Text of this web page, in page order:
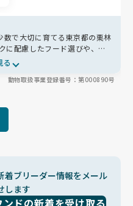
で大切に育てる東京都の栗林
に配慮したフード選びや、無
迎え後もLINEで気軽に相談
す✨
る
動物取扱事業登録番号：第000890号
着ブリーダー情報をメール
します